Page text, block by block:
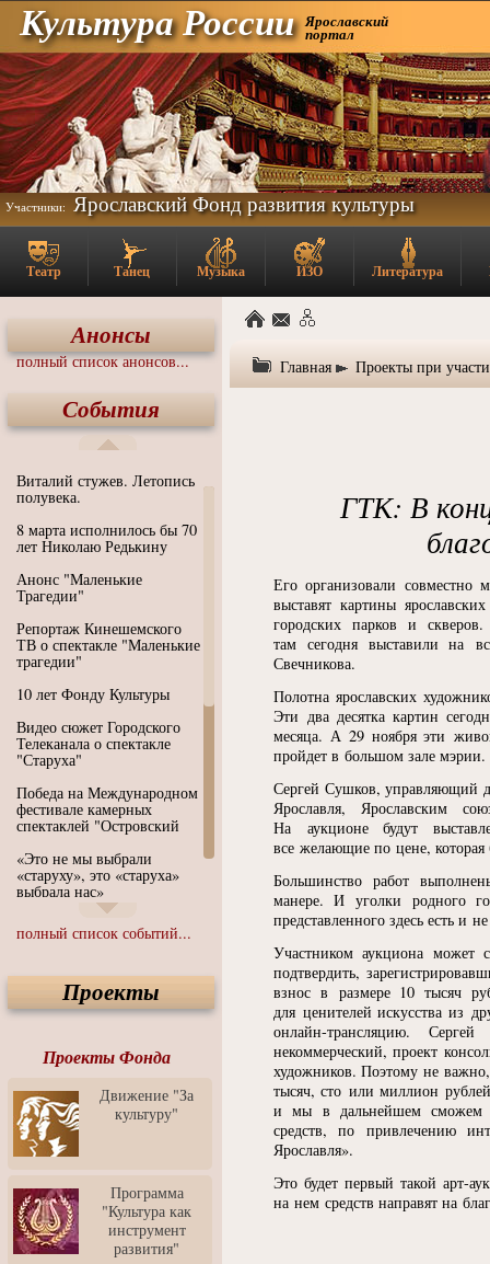
Культура России Ярославский
портал
Участники: Ярославский Фонд развития культуры
Театр Танец Музыка ИЗО Литература
Анонсы
полный список анонсов...
События
Виталий стужев. Летопись
полувека.
8 марта исполнилось бы 70
лет Николаю Редькину
Анонс "Маленькие
Трагедии"
Репортаж Кинешемского
ТВ о спектакле "Маленькие
трагедии"
10 лет Фонду Культуры
Видео сюжет Городского
Телеканала о спектакле
"Старуха"
Победа на Международном
фестивале камерных
спектаклей "Островский
«Это не мы выбрали
«старуху», это «старуха»
выбрала нас»
Иммерсивный спектакль
"Язык чистого полета
Спектакль "Крик" в Музее
Современного Искусства
современного искусства от
Медиа-школа "ФОКУС"
Моноспектакль
"Вертинский. Исповедь
Барона"
"Притяжение" в центре
ЛЕКСУС - ЯРОСЛАВЛЬ
Презентация выставки
Зураба Церетели
полный список событий...
Проекты
Проекты Фонда
Движение "За
культуру"
Программа
"Культура как
инструмент
развития"
Главная Проекты при
ГТК: В
Его организовали совместно
выставят картины
городских парков и
там сегодня выставили на
Свечникова.
Полотна ярославских
Эти два десятка картин
месяца. А 29 ноября эти
пройдет в большом зале мэрии.
Сергей Сушков, управляющий
Ярославля, Ярославским
На аукционе будут
все желающие по цене, которая
Большинство работ
манере. И уголки родного
представленного здесь есть и
Участником аукциона может
подтвердить,
взнос в размере 10 тысяч
для ценителей искусства из
онлайн-трансляцию.
некоммерческий, проект
художников. Поэтому не
тысяч, сто или миллион
и мы в дальнейшем сможем
средств, по привлечению
Ярославля».
Это будет первый такой арт-
на нем средств направят на